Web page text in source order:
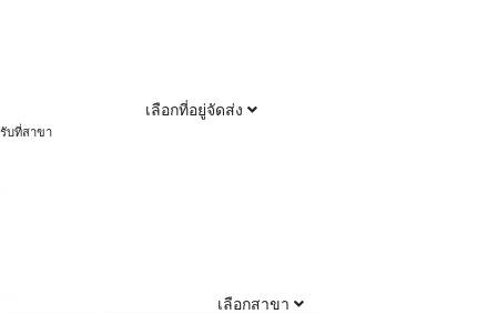
เลือกที่อยู่จัดส่ง
รับที่สาขา
เลือกสาขา